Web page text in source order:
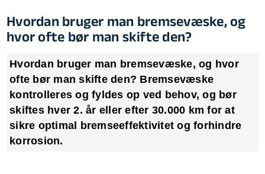
Hvordan bruger man bremsevæske, og
hvor ofte bør man skifte den?
Hvordan bruger man bremsevæske, og hvor
ofte bør man skifte den? Bremsevæske
kontrolleres og fyldes op ved behov, og bør
skiftes hver 2. år eller efter 30.000 km for at
sikre optimal bremseeffektivitet og forhindre
korrosion.